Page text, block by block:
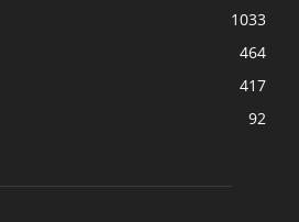
1033
464
417
92